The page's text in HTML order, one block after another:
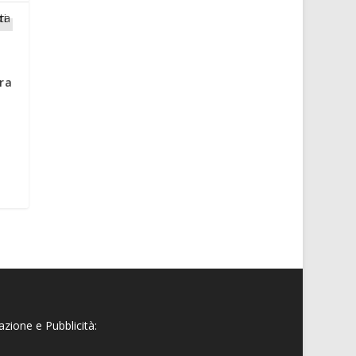
e Pubblicità: